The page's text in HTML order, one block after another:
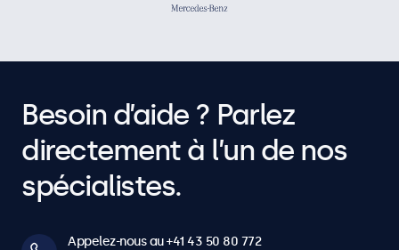
Besoin d’aide ? Parlez
directement à l’un de nos
spécialistes.
Appelez-nous au +41 43 50 80 772